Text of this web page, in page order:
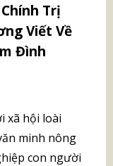
Trị
Viết Về
Đình
xã hội loài
minh nông
con người